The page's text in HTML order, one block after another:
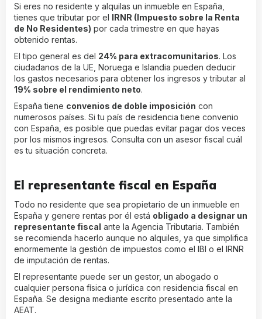
Si eres no residente y alquilas un inmueble en España,
tienes que tributar por el IRNR (Impuesto sobre la Renta
de No Residentes) por cada trimestre en que hayas
obtenido rentas.
El tipo general es del 24% para extracomunitarios. Los
ciudadanos de la UE, Noruega e Islandia pueden deducir
los gastos necesarios para obtener los ingresos y tributar al
19% sobre el rendimiento neto.
España tiene convenios de doble imposición con
numerosos países. Si tu país de residencia tiene convenio
con España, es posible que puedas evitar pagar dos veces
por los mismos ingresos. Consulta con un asesor fiscal cuál
es tu situación concreta.
El representante fiscal en España
Todo no residente que sea propietario de un inmueble en
España y genere rentas por él está obligado a designar un
representante fiscal ante la Agencia Tributaria. También
se recomienda hacerlo aunque no alquiles, ya que simplifica
enormemente la gestión de impuestos como el IBI o el IRNR
de imputación de rentas.
El representante puede ser un gestor, un abogado o
cualquier persona física o jurídica con residencia fiscal en
España. Se designa mediante escrito presentado ante la
AEAT.